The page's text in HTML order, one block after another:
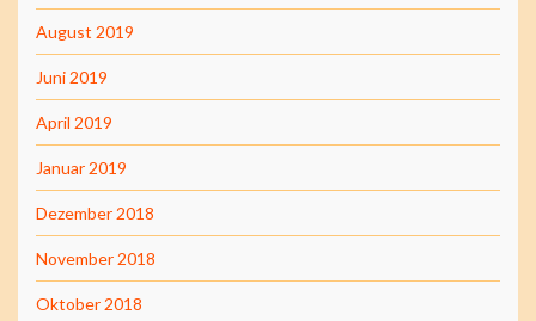
August 2019
Juni 2019
April 2019
Januar 2019
Dezember 2018
November 2018
Oktober 2018